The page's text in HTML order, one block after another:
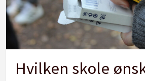
Hvilken skole